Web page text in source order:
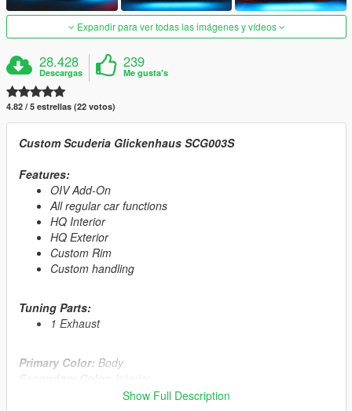
Expandir para ver todas las imágenes y vídeos
28.428
Descargas
239
Me gusta's
4.82 / 5 estrellas (22 votos)
Custom Scuderia Glickenhaus SCG003S
Features:
OIV Add-On
All regular car functions
HQ Interior
HQ Exterior
Custom Rim
Custom handling
Tuning Parts:
1 Exhaust
Primary Color: Body
Rims (via trainer)
Show Full Description